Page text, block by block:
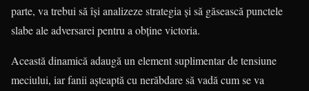
parte, va trebui să își analizeze strategia și să găsească punctele
slabe ale adversarei pentru a obține victoria.
Această dinamică adaugă un element suplimentar de tensiune
meciului, iar fanii așteaptă cu nerăbdare să vadă cum se va